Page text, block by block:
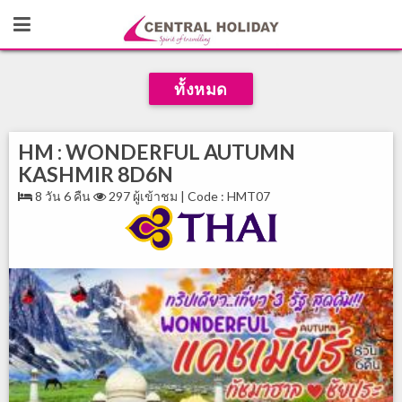
ทั้งหมด
HM : WONDERFUL AUTUMN
KASHMIR 8D6N
8 วัน 6 คืน 297 ผู้เข้าชม | Code : HMT07